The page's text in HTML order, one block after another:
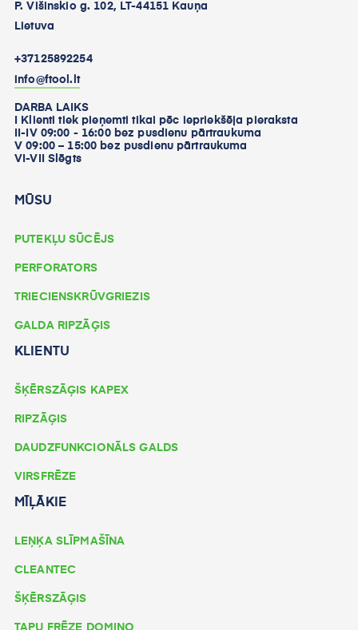
P. Višinskio g. 102, LT-44151 Kauņa
Lietuva
+37125892254
info@ftool.lt
DARBA LAIKS
I Klienti tiek pieņemti tikai pēc iepriekšēja pieraksta
II-IV 09:00 - 16:00 bez pusdienu pārtraukuma
V 09:00 – 15:00 bez pusdienu pārtraukuma
VI-VII Slēgts
MŪSU
PUTEKĻU SŪCĒJS
PERFORATORS
TRIECIENSKRŪVGRIEZIS
GALDA RIPZĀĢIS
KLIENTU
ŠĶĒRSZĀĢIS KAPEX
RIPZĀĢIS
DAUDZFUNKCIONĀLS GALDS
VIRSFRĒZE
MĪĻĀKIE
LEŅĶA SLĪPMAŠĪNA
CLEANTEC
ŠĶĒRSZĀĢIS
TAPU FRĒZE DOMINO